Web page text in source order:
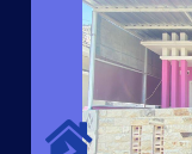
GRIYA
Desain Modern
Sehingga
dengan Ponsel